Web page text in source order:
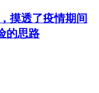
摸透了疫情期间
的思路